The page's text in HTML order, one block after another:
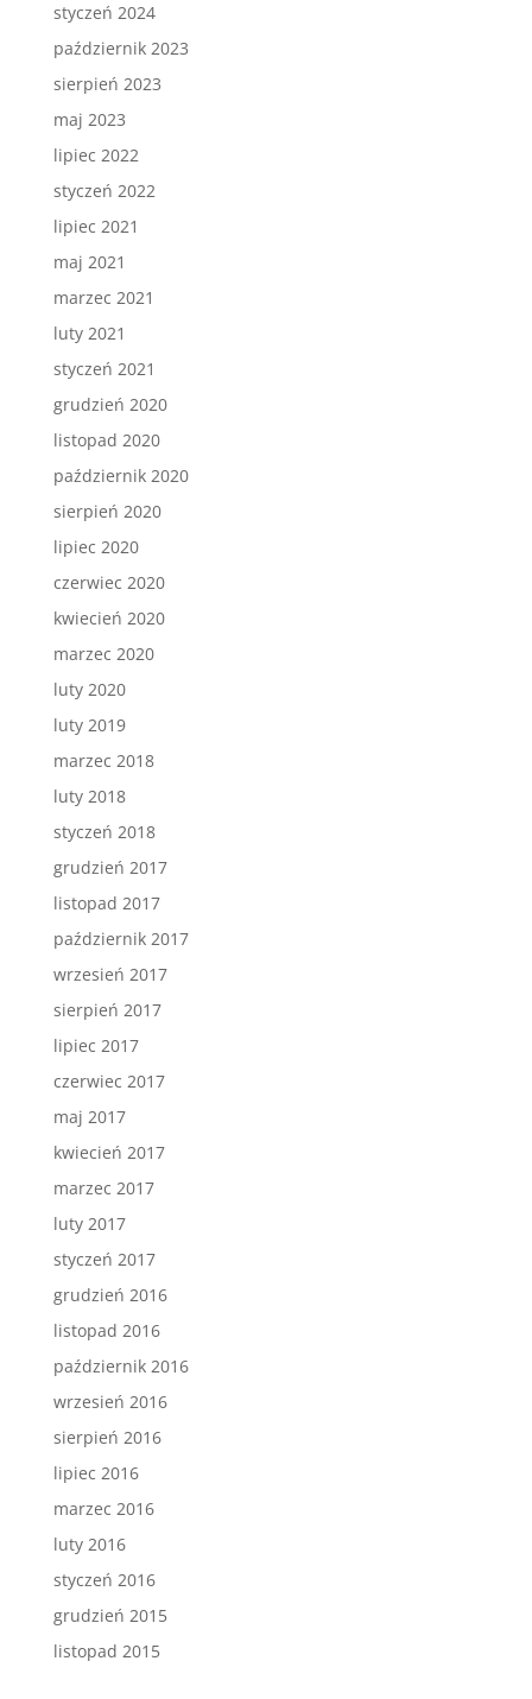
styczeń 2024
październik 2023
sierpień 2023
maj 2023
lipiec 2022
styczeń 2022
lipiec 2021
maj 2021
marzec 2021
luty 2021
styczeń 2021
grudzień 2020
listopad 2020
październik 2020
sierpień 2020
lipiec 2020
czerwiec 2020
kwiecień 2020
marzec 2020
luty 2020
luty 2019
marzec 2018
luty 2018
styczeń 2018
grudzień 2017
listopad 2017
październik 2017
wrzesień 2017
sierpień 2017
lipiec 2017
czerwiec 2017
maj 2017
kwiecień 2017
marzec 2017
luty 2017
styczeń 2017
grudzień 2016
listopad 2016
październik 2016
wrzesień 2016
sierpień 2016
lipiec 2016
marzec 2016
luty 2016
styczeń 2016
grudzień 2015
listopad 2015